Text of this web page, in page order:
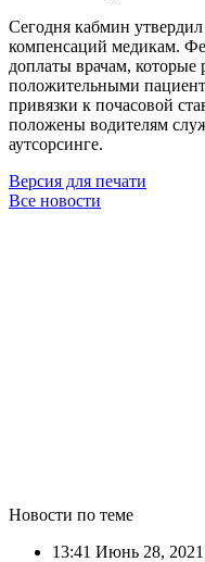
Сегодня кабмин
компенсаций медикам.
доплаты врачам,
положительными
привязки к почасовой
положены водителям
аутсорсинге.
Версия для печати
Все новости
Новости по теме
13:41 Июнь 28, 2021